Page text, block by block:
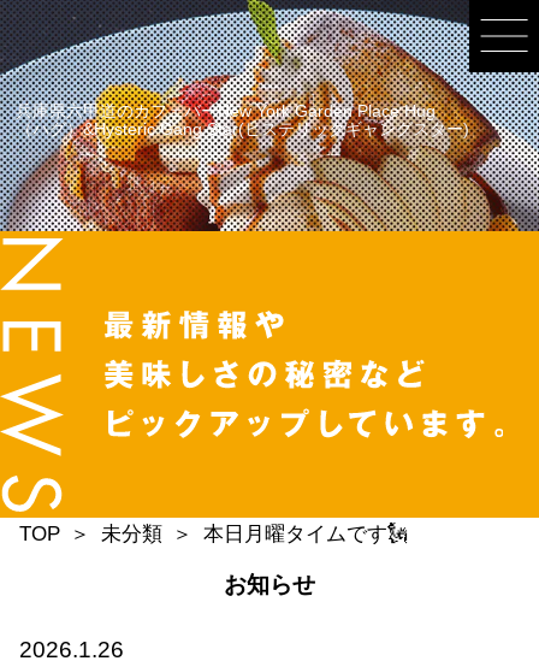
兵庫県六甲道のカフェバーNew York Garden Place Hug
（ハグ）&Hysteric Gang Star(ヒステリックギャングスター)
TOP 未分類 本日月曜タイムです🗽
お知らせ
2026.1.26